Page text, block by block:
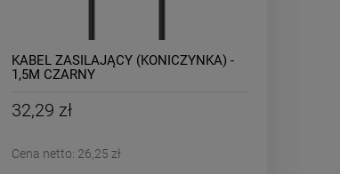
KABEL ZASILAJĄCY (KONICZYNKA) -
1,5M CZARNY
32,29 zł
Cena netto: 26,25 zł